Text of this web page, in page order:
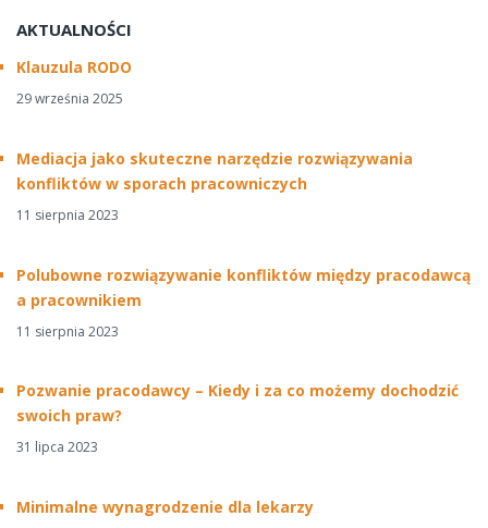
AKTUALNOŚCI
Klauzula RODO
29 września 2025
Mediacja jako skuteczne narzędzie rozwiązywania
konfliktów w sporach pracowniczych
11 sierpnia 2023
Polubowne rozwiązywanie konfliktów między pracodawcą
a pracownikiem
11 sierpnia 2023
Pozwanie pracodawcy – Kiedy i za co możemy dochodzić
swoich praw?
31 lipca 2023
Minimalne wynagrodzenie dla lekarzy